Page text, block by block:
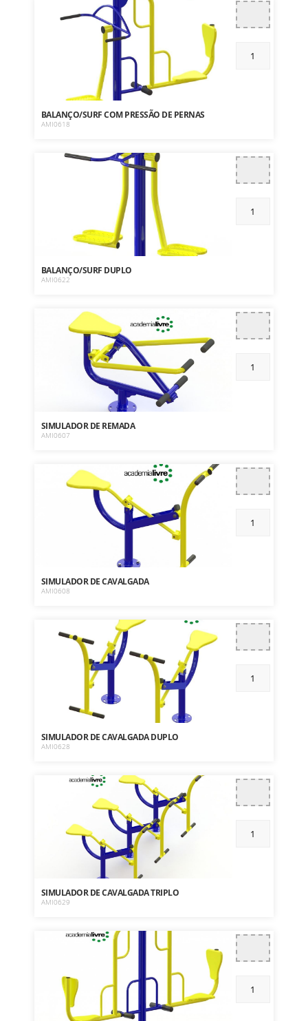
BALANÇO/SURF COM PRESSÃO DE PERNAS
AMI0618
BALANÇO/SURF DUPLO
AMI0622
SIMULADOR DE REMADA
AMI0607
SIMULADOR DE CAVALGADA
AMI0608
SIMULADOR DE CAVALGADA DUPLO
AMI0628
SIMULADOR DE CAVALGADA TRIPLO
AMI0629